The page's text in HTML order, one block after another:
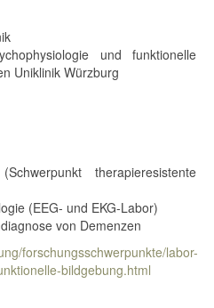
und funktionelle
Uniklinik Würzburg
therapieresistente
(EEG- und EKG-Labor)
von Demenzen
forschungsschwerpunkte/labor-
bildgebung.html